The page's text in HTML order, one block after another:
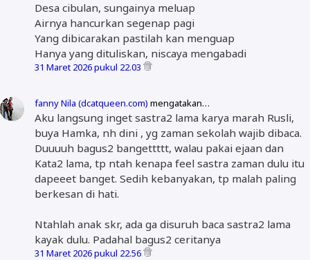
Desa cibulan, sungainya meluap
Airnya hancurkan segenap pagi
Yang dibicarakan pastilah kan menguap
Hanya yang dituliskan, niscaya mengabadi
31 Maret 2026 pukul 22.03
fanny Nila (dcatqueen.com) mengatakan…
Aku langsung inget sastra2 lama karya marah Rusli,
buya Hamka, nh dini , yg zaman sekolah wajib dibaca.
Duuuuh bagus2 bangettttt, walau pakai ejaan dan
Kata2 lama, tp ntah kenapa feel sastra zaman dulu itu
dapeeet banget. Sedih kebanyakan, tp malah paling
berkesan di hati.
Ntahlah anak skr, ada ga disuruh baca sastra2 lama
kayak dulu. Padahal bagus2 ceritanya
31 Maret 2026 pukul 22.56